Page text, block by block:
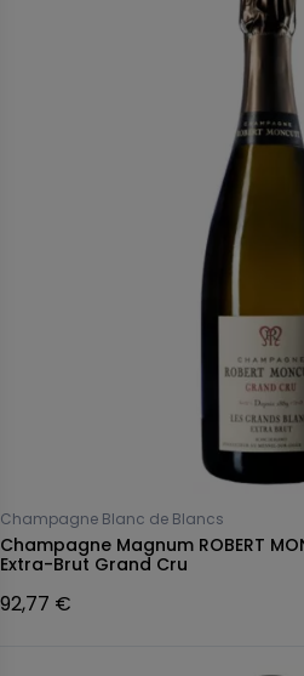
Champagne Blanc de Blancs
Champagne Magnum ROBERT
Extra-Brut Grand Cru
92,77 €